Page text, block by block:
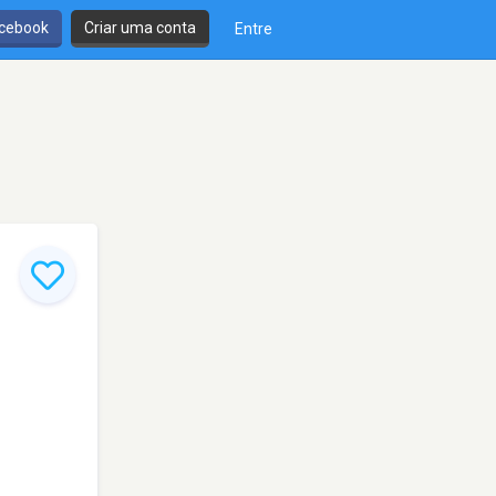
Criar uma conta Entre